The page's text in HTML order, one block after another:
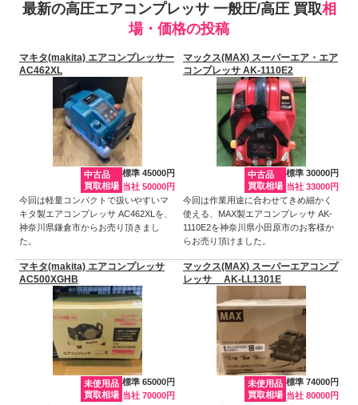
最新の高圧エアコンプレッサ 一般圧/高圧 買取相
場・価格の投稿
マキタ(makita) エアコンプレッサー
AC462XL
中古品
買取相場
標準 45000円
当社 50000円
今回は軽量コンパクトで扱いやすいマ
キタ製エアコンプレッサ AC462XLを、
神奈川県鎌倉市からお売り頂きまし
た。
マックス(MAX) スーパーエア・エア
コンプレッサ AK-1110E2
中古品
買取相場
標準 30000円
当社 33000円
今回は作業用途に合わせてきめ細かく
使える、MAX製エアコンプレッサ AK-
1110E2を神奈川県小田原市のお客様か
らお売り頂けました。
マキタ(makita) エアコンプレッサ
AC500XGHB
未使用品
買取相場
標準 65000円
当社 70000円
マックス(MAX) スーパーエアコンプ
レッサ AK-LL1301E
未使用品
買取相場
標準 74000円
当社 80000円